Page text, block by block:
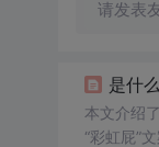
请发表
是什
本文介绍
“彩虹屁”